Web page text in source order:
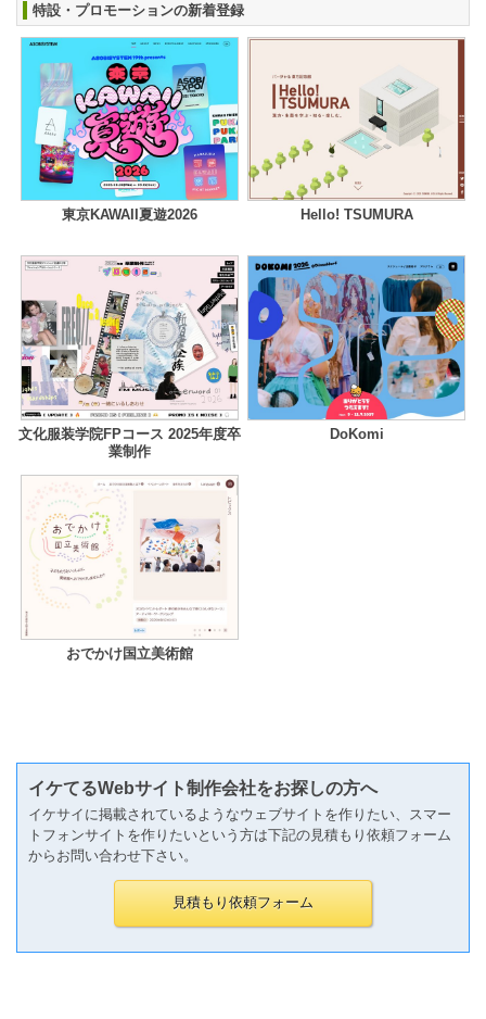
特設・プロモーションの新着登録
東京KAWAII夏遊2026 Hello! TSUMURA
文化服装学院FPコース 2025年度卒
業制作
DoKomi
おでかけ国立美術館
イケてるWebサイト制作会社をお探しの方へ
イケサイに掲載されているようなウェブサイトを作りたい、スマー
トフォンサイトを作りたいという方は下記の見積もり依頼フォーム
からお問い合わせ下さい。